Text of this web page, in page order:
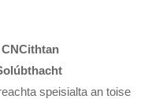
ithtan
speisialta an toise